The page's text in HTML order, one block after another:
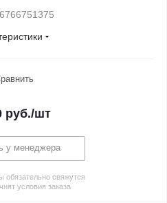
руб./шт
у менеджера
свяжутся
условия заказа